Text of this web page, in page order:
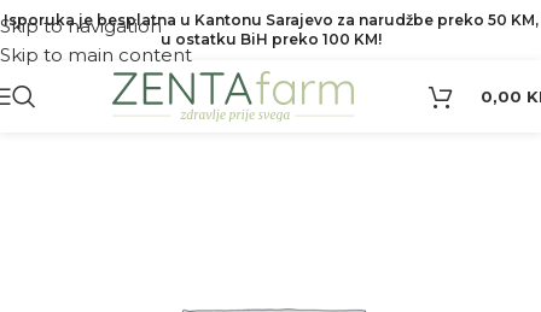
Skip to navigation
Skip to main content
Isporuka je besplatna u Kantonu Sarajevo za narudžbe preko 50 KM,
u ostatku BiH preko 100 KM!
0,00